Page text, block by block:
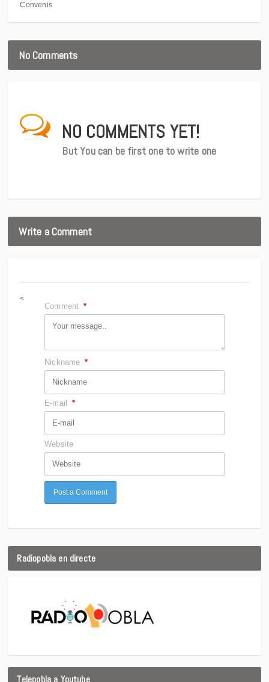
Convenis
No Comments
NO COMMENTS YET!
But You can be first one to write one
Write a Comment
<
Comment *
Nickname *
E-mail *
Website
Radiopobla en directe
Telepobla a Youtube